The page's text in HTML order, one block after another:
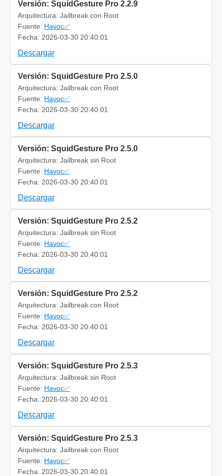
Versión: SquidGesture Pro 2.2.9
Arquitectura: Jailbreak con Root
Fuente: Havoc✅
Fecha: 2026-03-30 20:40:01
Descargar
Versión: SquidGesture Pro 2.5.0
Arquitectura: Jailbreak con Root
Fuente: Havoc✅
Fecha: 2026-03-30 20:40:01
Descargar
Versión: SquidGesture Pro 2.5.0
Arquitectura: Jailbreak sin Root
Fuente: Havoc✅
Fecha: 2026-03-30 20:40:01
Descargar
Versión: SquidGesture Pro 2.5.2
Arquitectura: Jailbreak sin Root
Fuente: Havoc✅
Fecha: 2026-03-30 20:40:01
Descargar
Versión: SquidGesture Pro 2.5.2
Arquitectura: Jailbreak con Root
Fuente: Havoc✅
Fecha: 2026-03-30 20:40:01
Descargar
Versión: SquidGesture Pro 2.5.3
Arquitectura: Jailbreak sin Root
Fuente: Havoc✅
Fecha: 2026-03-30 20:40:01
Descargar
Versión: SquidGesture Pro 2.5.3
Arquitectura: Jailbreak con Root
Fuente: Havoc✅
Fecha: 2026-03-30 20:40:01